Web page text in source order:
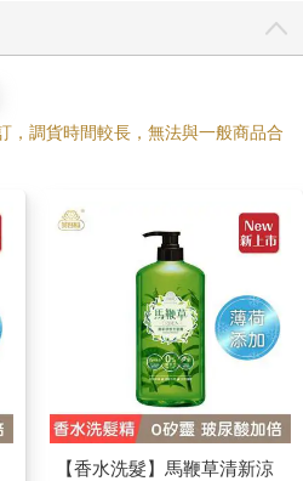
，調貨時間較長，無法與一般商品合
【香水洗髮】馬鞭草清新涼